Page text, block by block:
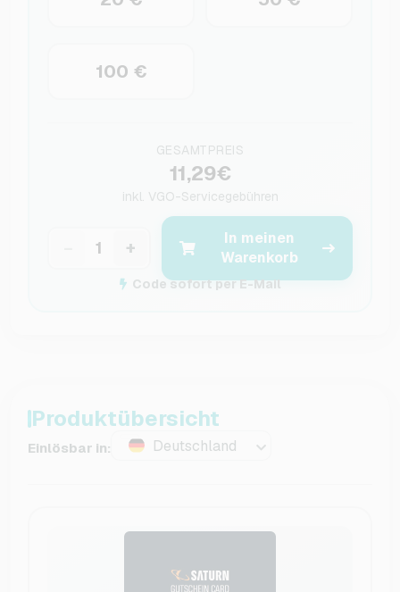
100 €
GESAMTPREIS
11,29€
inkl. VGO-Servicegebühren
+
In meinen
Warenkorb
Code sofort per E-Mail
Produktübersicht
Einlösbar in: Deutschland